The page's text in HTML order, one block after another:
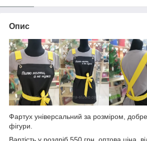
Опис
Фартух універсальний за розміром, добре
фігури.